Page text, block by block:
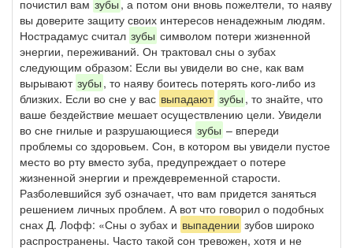
почистил вам зубы , а потом они вновь пожелтели, то наяву
вы доверите защиту своих интересов ненадежным людям.
Нострадамус считал зубы символом потери жизненной
энергии, переживаний. Он трактовал сны о зубах
следующим образом: Если вы увидели во сне, как вам
вырывают зубы , то наяву боитесь потерять кого-либо из
близких. Если во сне у вас выпадают зубы , то знайте, что
ваше бездействие мешает осуществлению цели. Увидели
во сне гнилые и разрушающиеся зубы – впереди
проблемы со здоровьем. Сон, в котором вы увидели пустое
место во рту вместо зуба, предупреждает о потере
жизненной энергии и преждевременной старости.
Разболевшийся зуб означает, что вам придется заняться
решением личных проблем. А вот что говорил о подобных
снах Д. Лофф: «Сны о зубах и выпадении зубов широко
распространены. Часто такой сон тревожен, хотя и не